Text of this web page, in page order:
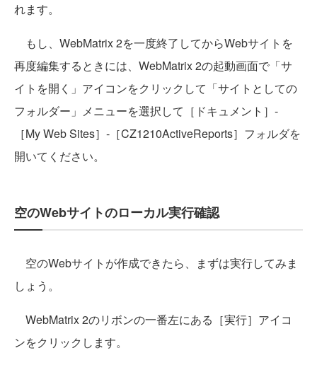
れます。
もし、WebMatrix 2を一度終了してからWebサイトを
再度編集するときには、WebMatrix 2の起動画面で「サ
イトを開く」アイコンをクリックして「サイトとしての
フォルダー」メニューを選択して［ドキュメント］‐
［My Web Sites］‐［CZ1210ActiveReports］フォルダを
開いてください。
空のWebサイトのローカル実行確認
空のWebサイトが作成できたら、まずは実行してみま
しょう。
WebMatrix 2のリボンの一番左にある［実行］アイコ
ンをクリックします。